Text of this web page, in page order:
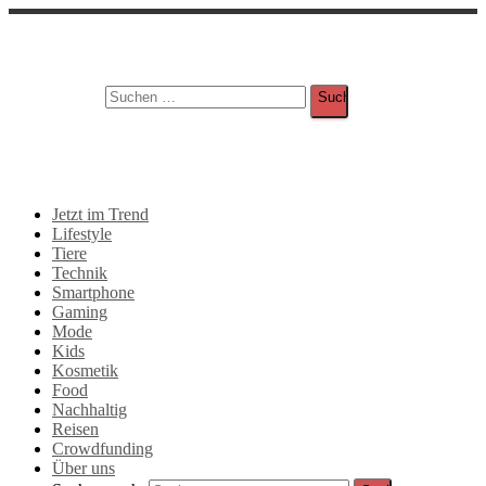
Jetzt im Trend
Lifestyle
Tiere
Technik
Smartphone
Gaming
Mode
Kids
Kosmetik
Food
Nachhaltig
Reisen
Crowdfunding
Über uns